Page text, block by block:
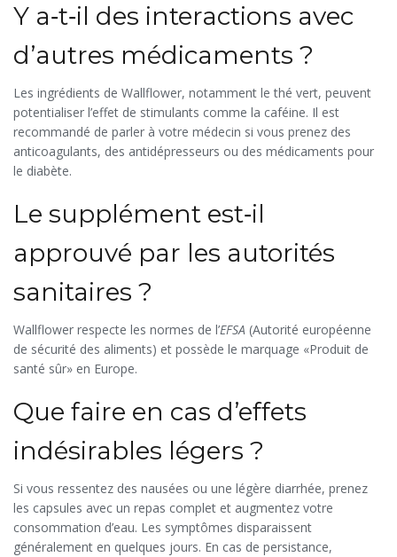
Y a‑t‑il des interactions avec
d’autres médicaments ?
Les ingrédients de Wallflower, notamment le thé vert, peuvent
potentialiser l’effet de stimulants comme la caféine. Il est
recommandé de parler à votre médecin si vous prenez des
anticoagulants, des antidépresseurs ou des médicaments pour
le diabète.
Le supplément est‑il
approuvé par les autorités
sanitaires ?
Wallflower respecte les normes de l’EFSA (Autorité européenne
de sécurité des aliments) et possède le marquage «Produit de
santé sûr» en Europe.
Que faire en cas d’effets
indésirables légers ?
Si vous ressentez des nausées ou une légère diarrhée, prenez
les capsules avec un repas complet et augmentez votre
consommation d’eau. Les symptômes disparaissent
généralement en quelques jours. En cas de persistance,